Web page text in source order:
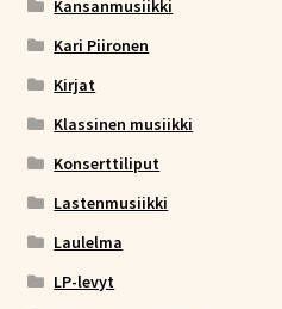
Kansanmusiikki
Kari Piironen
Kirjat
Klassinen musiikki
Konserttiliput
Lastenmusiikki
Laulelma
LP-levyt